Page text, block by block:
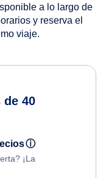
a lo largo de
y reserva el
viaje.
de 40
ⓘ
¡La